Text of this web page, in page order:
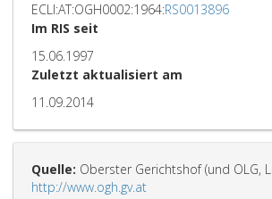
ECLI:AT:OGH0002:1964:RS0013896
Im RIS seit
15.06.1997
Zuletzt aktualisiert am
11.09.2014
Quelle: Oberster Gerichtshof (und OLG,
http://www.ogh.gv.at